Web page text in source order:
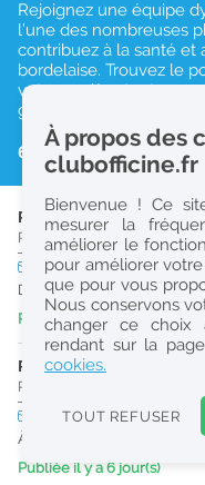
r
Réinitialiser
2
0
Consulter les offres
Rejoignez une équipe
l’une des nombreuses
contribuez à la santé et
bordelaise. Trouvez le
votre carrière tout en
gastronomiques de
66 résultats
PHARMACIEN (H/F)
Pharmacie d'Officine |33150
CDItemps partiel
Dès que possible
Publiée il y a 2 jour(s)
PRÉPARATEUR EN
Pharmacie d'Officine
CDItemps plein
À partir du 31/10/26
Publiée il y a 6 jour(s)
À propos des
clubofficine.fr
Bienvenue ! Ce
mesurer la
améliorer le
pour améliorer
que pour vous
Nous conservons
changer ce
rendant sur la page
cookies.
TOUT REFUSER